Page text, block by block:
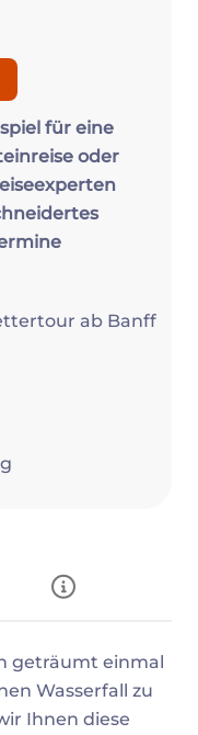
für eine
oder
ab Banff
geträumt einmal
Wasserfall zu
Ihnen diese